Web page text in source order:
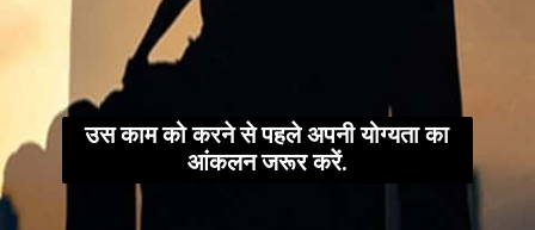
उस काम को करने से पहले अपनी योग्यता का